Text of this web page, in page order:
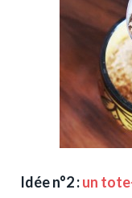
Idée n°2 :un